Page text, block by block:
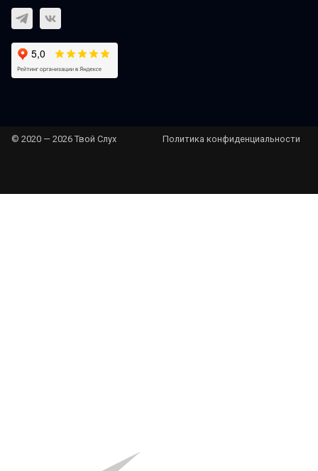
© 2020 — 2026 Твой Слух Политика конфиденциальности